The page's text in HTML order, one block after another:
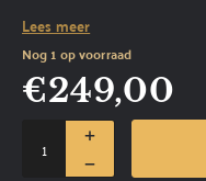
Lees meer
Nog 1 op voorraad
€249,00